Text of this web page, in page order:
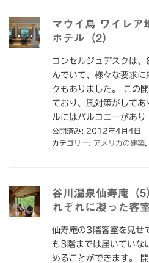
マウイ島 ワイレ
ホテル（2）
コンセルジュデスクは
んでいて、様々な要求に
クもありました。 この
ており、風対策がして
ルにはバルコニーがあ
公開済み: 2012年4月4日
カテゴリー: アメリカの建築
谷川温泉仙寿庵（
れぞれに凝った客
仙寿庵の3階客室を見せ
も3階までは届いていな
めることができます。